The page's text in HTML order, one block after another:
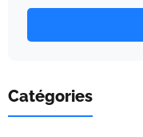
Catégories